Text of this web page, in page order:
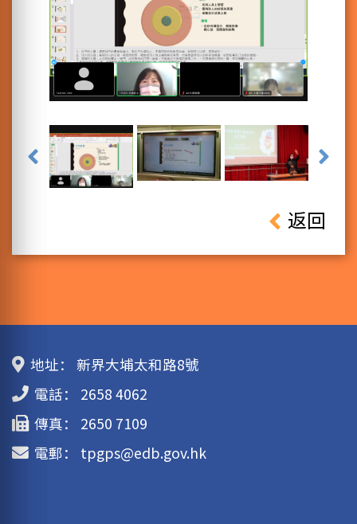
返回
地址：
新界大埔太和路8號
電話：
2658 4062
傳真：
2650 7109
電郵：
tpgps@edb.gov.hk